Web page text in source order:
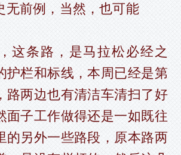
无前例，当然，也可能
条路，是马拉松必经之
护栏和标线，本周已经是第
路两边也有清洁车清扫了好
面子工作做得还是一如既往
的另外一些路段，原本路两